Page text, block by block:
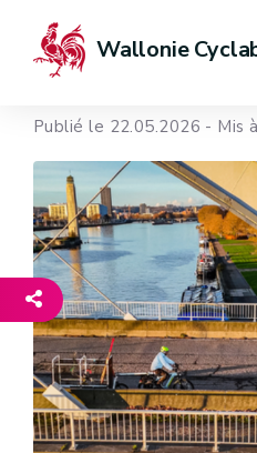
Wallonie
Publié le 22.05.2026 - Mis